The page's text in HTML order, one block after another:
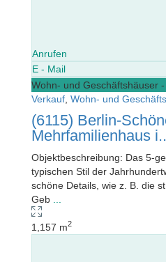
Anrufen
E - Mail
Wohn- und Geschäftshäuser
Verkauf Wohn- und
(6115) Berlin-
Mehrfamilienhaus
Objektbeschreibung: Das 5-
typischen Stil der
schöne Details, wie z. B. die
Geb
1,157 m2